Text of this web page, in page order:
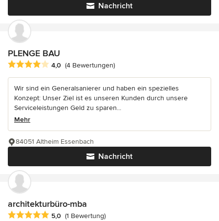
Nachricht
PLENGE BAU
Durchschnittliche Bewertung: 4 von 5 Sternen
4,0 (4 Bewertungen)
Wir sind ein Generalsanierer und haben ein spezielles
Konzept: Unser Ziel ist es unseren Kunden durch unsere
Serviceleistungen Geld zu sparen...
Mehr
Nachricht
84051 Altheim Essenbach
architekturbüro-mba
Durchschnittliche Bewertung: 5 von 5 Sternen
5,0 (1 Bewertung)